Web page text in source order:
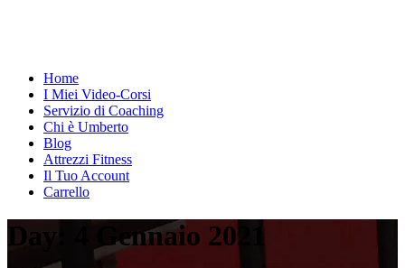
Home
I Miei Video-Corsi
Servizio di Coaching
Chi è Umberto
Blog
Attrezzi Fitness
Il Tuo Account
Carrello
Day: 4 Gennaio 2021